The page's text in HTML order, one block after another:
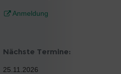
Anmeldung
Nächste Termine:
25.11.2026